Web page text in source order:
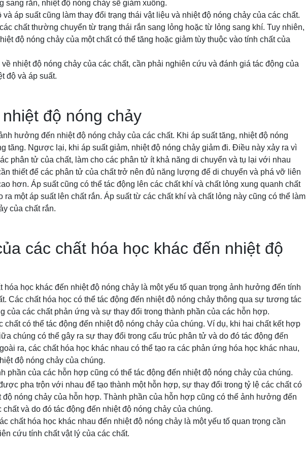
sang rắn, nhiệt độ nóng chảy sẽ giảm xuống.
áp suất cũng làm thay đổi trạng thái vật liệu và nhiệt độ nóng chảy của các chất.
chất thường chuyển từ trạng thái rắn sang lỏng hoặc từ lỏng sang khí. Tuy nhiên,
độ nóng chảy của một chất có thể tăng hoặc giảm tùy thuộc vào tính chất của
nhiệt độ nóng chảy của các chất, cần phải nghiên cứu và đánh giá tác động của
độ và áp suất.
độ nóng chảy
hưởng đến nhiệt độ nóng chảy của các chất. Khi áp suất tăng, nhiệt độ nóng
tăng. Ngược lại, khi áp suất giảm, nhiệt độ nóng chảy giảm đi. Điều này xảy ra vì
phân tử của chất, làm cho các phân tử ít khả năng di chuyển và tụ lại với nhau
thiết để các phân tử của chất trở nên đủ năng lượng để di chuyển và phá vỡ liên
hơn. Áp suất cũng có thể tác động lên các chất khí và chất lỏng xung quanh chất
ra một áp suất lên chất rắn. Áp suất từ các chất khí và chất lỏng này cũng có thể làm
của chất rắn.
các chất hóa học khác đến nhiệt độ
hóa học khác đến nhiệt độ nóng chảy là một yếu tố quan trọng ảnh hưởng đến tính
Các chất hóa học có thể tác động đến nhiệt độ nóng chảy thông qua sự tương tác
của các chất phản ứng và sự thay đổi trong thành phần của các hỗn hợp.
có thể tác động đến nhiệt độ nóng chảy của chúng. Ví dụ, khi hai chất kết hợp
chúng có thể gây ra sự thay đổi trong cấu trúc phân tử và do đó tác động đến
ra, các chất hóa học khác nhau có thể tạo ra các phản ứng hóa học khác nhau,
độ nóng chảy của chúng.
phần của các hỗn hợp cũng có thể tác động đến nhiệt độ nóng chảy của chúng.
pha trộn với nhau để tạo thành một hỗn hợp, sự thay đổi trong tỷ lệ các chất có
độ nóng chảy của hỗn hợp. Thành phần của hỗn hợp cũng có thể ảnh hưởng đến
và do đó tác động đến nhiệt độ nóng chảy của chúng.
chất hóa học khác nhau đến nhiệt độ nóng chảy là một yếu tố quan trọng cần
cứu tính chất vật lý của các chất.